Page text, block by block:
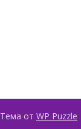
Тема от WP Puzzle